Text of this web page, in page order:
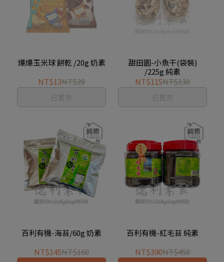
爆爆玉米球 餅乾 /20g 奶素
NT$13NT$20
已售完
甜田園-小魚干(袋裝)
/225g 純素
NT$115NT$130
已售完
百利有機-海苔/60g 奶素
NT$145NT$160
百利有機-紅毛苔 純素
NT$390NT$450